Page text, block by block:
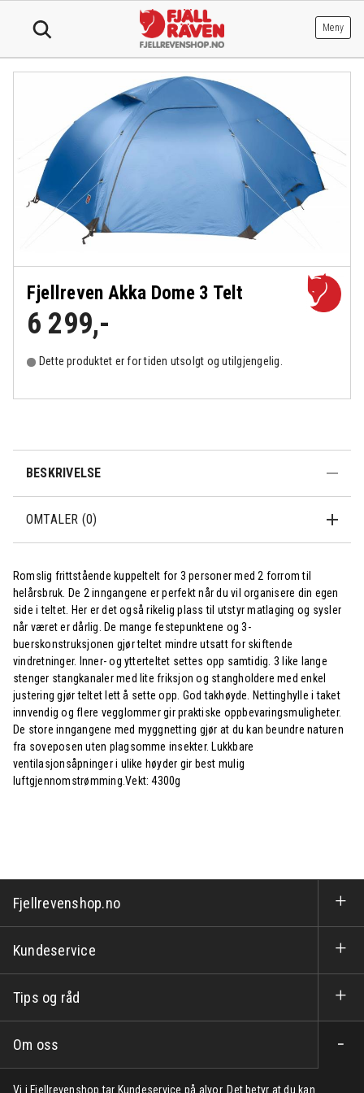
Meny
Fjellreven Akka Dome 3 Telt
6 299,-
Dette produktet er for tiden utsolgt og utilgjengelig.
BESKRIVELSE
OMTALER (0)
Romslig frittstående kuppeltelt for 3 personer med 2 forrom til
helårsbruk. De 2 inngangene er perfekt når du vil organisere din egen
side i teltet. Her er det også rikelig plass til utstyr matlaging og sysler
når været er dårlig. De mange festepunktene og 3-
buerskonstruksjonen gjør teltet mindre utsatt for skiftende
vindretninger. Inner- og ytterteltet settes opp samtidig. 3 like lange
stenger stangkanaler med lite friksjon og stangholdere med enkel
justering gjør teltet lett å sette opp. God takhøyde. Nettinghylle i taket
innvendig og flere vegglommer gir praktiske oppbevaringsmuligheter.
De store inngangene med myggnetting gjør at du kan beundre naturen
fra soveposen uten plagsomme insekter. Lukkbare
ventilasjonsåpninger i ulike høyder gir best mulig
luftgjennomstrømming.Vekt: 4300g
Fjellrevenshop.no
Kundeservice
Tips og råd
Om oss
Vi i Fjellrevenshop tar Kundeservice på alvor. Det betyr at du kan